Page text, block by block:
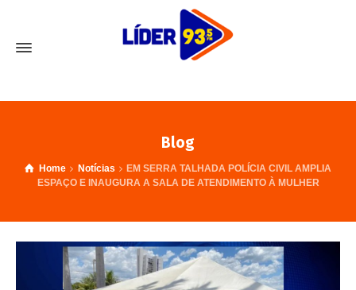
Blog
Home Notícias
EM SERRA TALHADA POLÍCIA CIVIL AMPLIA
ESPAÇO E INAUGURA A SALA DE ATENDIMENTO À MULHER